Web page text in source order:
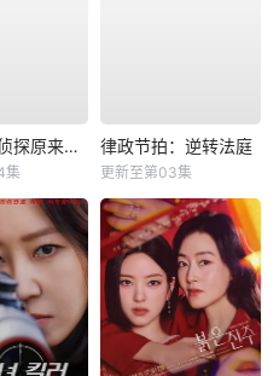
请保持名侦探原来的样子
集
律政节拍：逆转法庭
更新至第03集